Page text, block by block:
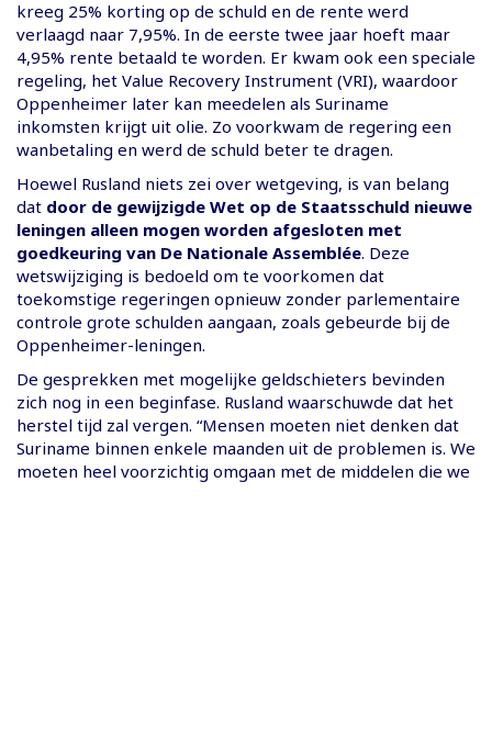
kreeg 25% korting op de schuld en de rente werd
verlaagd naar 7,95%. In de eerste twee jaar hoeft maar
4,95% rente betaald te worden. Er kwam ook een speciale
regeling, het Value Recovery Instrument (VRI), waardoor
Oppenheimer later kan meedelen als Suriname
inkomsten krijgt uit olie. Zo voorkwam de regering een
wanbetaling en werd de schuld beter te dragen.
Hoewel Rusland niets zei over wetgeving, is van belang
dat door de gewijzigde Wet op de Staatsschuld nieuwe
leningen alleen mogen worden afgesloten met
goedkeuring van De Nationale Assemblée. Deze
wetswijziging is bedoeld om te voorkomen dat
toekomstige regeringen opnieuw zonder parlementaire
controle grote schulden aangaan, zoals gebeurde bij de
Oppenheimer-leningen.
De gesprekken met mogelijke geldschieters bevinden
zich nog in een beginfase. Rusland waarschuwde dat het
herstel tijd zal vergen. “Mensen moeten niet denken dat
Suriname binnen enkele maanden uit de problemen is. We
moeten heel voorzichtig omgaan met de middelen die we